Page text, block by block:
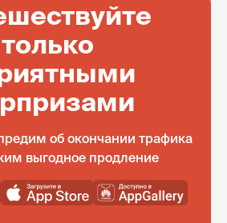
только
об окончании трафика
выгодное продление